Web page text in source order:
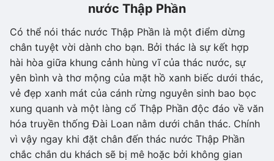
nước Thập Phần
Có thể nói thác nước Thập Phần là một điểm dừng
chân tuyệt vời dành cho bạn. Bởi thác là sự kết hợp
hài hòa giữa khung cảnh hùng vĩ của thác nước, sự
yên bình và thơ mộng của mặt hồ xanh biếc dưới thác,
vẻ đẹp xanh mát của cánh rừng nguyên sinh bao bọc
xung quanh và một làng cổ Thập Phần độc đáo về văn
hóa truyền thống Đài Loan nằm dưới chân thác. Chính
vì vậy ngay khi đặt chân đến thác nước Thập Phần
chắc chắn du khách sẽ bị mê hoặc bởi không gian